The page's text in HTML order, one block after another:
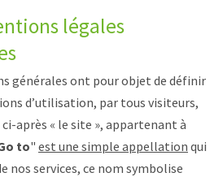
légales
générales ont pour objet de définir
d’utilisation, par tous visiteurs,
ci-après « le site », appartenant à
to" est une simple appellation qui
nos services, ce nom symbolise